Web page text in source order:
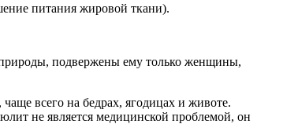
питания жировой ткани).
подвержены ему только женщины,
всего на бедрах, ягодицах и животе.
не является медицинской проблемой, он